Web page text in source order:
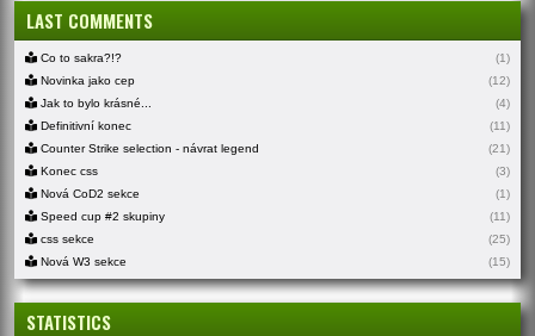
LAST COMMENTS
Co to sakra?!?
(1)
Novinka jako cep
(12)
Jak to bylo krásné...
(4)
Definitivní konec
(11)
Counter Strike selection - návrat legend
(21)
Konec css
(3)
Nová CoD2 sekce
(1)
Speed cup #2 skupiny
(11)
css sekce
(25)
Nová W3 sekce
(15)
STATISTICS